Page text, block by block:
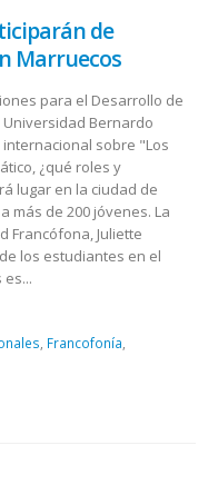
de
Marruecos
para el Desarrollo de
Bernardo
internacional sobre "Los
¿qué roles y
lugar en la ciudad de
más de 200 jóvenes. La
Francófona, Juliette
los estudiantes en el
, Francofonía,